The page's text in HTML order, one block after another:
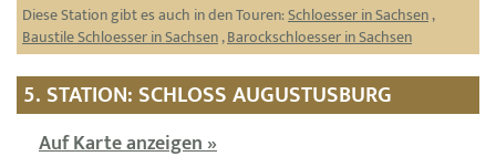
Diese Station gibt es auch in den Touren:Schloesser in Sachsen,
Baustile Schloesser in Sachsen,Barockschloesser in Sachsen
5. STATION: SCHLOSS AUGUSTUSBURG
Auf Karte anzeigen »